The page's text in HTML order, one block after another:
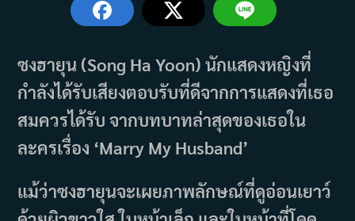
ซงฮายุน (Song Ha Yoon) นักแสดงหญิงที่
กำลังได้รับเสียงตอบรับที่ดีจากการแสดงที่เธอ
สมควรได้รับ จากบทบาทล่าสุดของเธอใน
ละครเรื่อง ‘Marry My Husband’
แม้ว่าซงฮายุนจะเผยภาพลักษณ์ที่ดูอ่อนเยาว์